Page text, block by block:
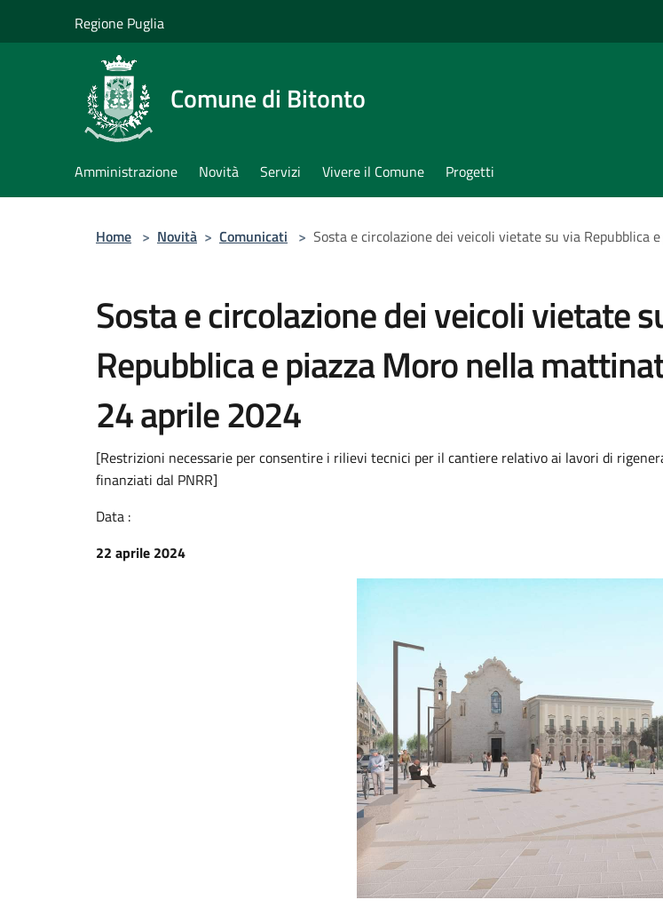
Regione Puglia
Comune di Bitonto
Amministrazione Novità Servizi Vivere il Comune Progetti
Home > Novità > Comunicati > Sosta e circolazione dei veicoli vietate su via
Sosta e circolazione dei veicoli vietate
Repubblica e piazza Moro nella
24 aprile 2024
[Restrizioni necessarie per consentire i rilievi tecnici per il cantiere relativo ai lavori di
finanziati dal PNRR]
Data :
22 aprile 2024